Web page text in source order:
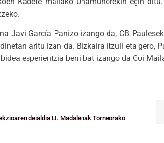
Javi García Panizo izango da, CB
aritu izan da. Bizkaira itzuli eta gero,
esperientzia berri bat izango da Goi
deialdia LI. Madalenak Torneorako